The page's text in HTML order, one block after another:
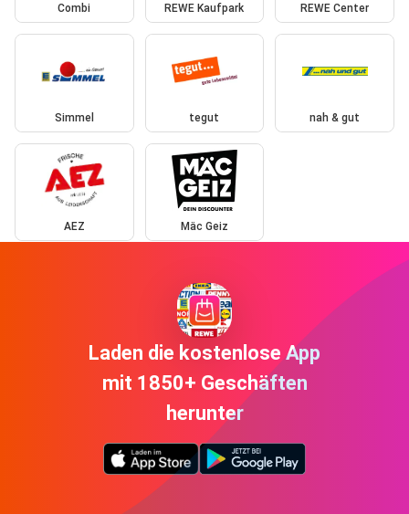
Combi REWE Kaufpark REWE Center
Simmel tegut nah & gut
AEZ Mäc Geiz
Laden die kostenlose App
mit 1850+ Geschäften
herunter